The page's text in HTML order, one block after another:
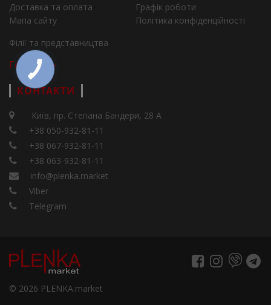
Доставка та оплата
Графік роботи
Мапа сайту
Політика конфіденційності
Філії та представництва
Города
КОНТАКТИ
Київ, пр. Степана Бандери, 28 А
+38 050-932-81-11
+38 067-932-81-11
+38 063-932-81-11
info@plenka.market
Viber
Telegram
© 2026 PLENKA.market